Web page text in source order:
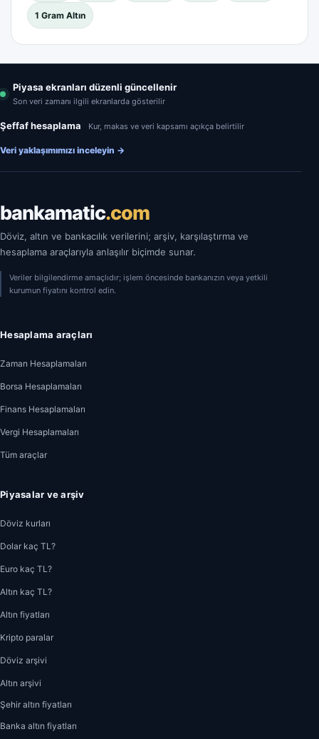
1 Gram Altın
Piyasa ekranları düzenli güncellenir
Son veri zamanı ilgili ekranlarda gösterilir
Şeffaf hesaplama Kur, makas ve veri kapsamı açıkça belirtilir
Veri yaklaşımımızı inceleyin →
bankamatic.com
Döviz, altın ve bankacılık verilerini; arşiv, karşılaştırma ve
hesaplama araçlarıyla anlaşılır biçimde sunar.
Veriler bilgilendirme amaçlıdır; işlem öncesinde bankanızın veya yetkili
kurumun fiyatını kontrol edin.
Hesaplama araçları
Zaman Hesaplamaları
Borsa Hesaplamaları
Finans Hesaplamaları
Vergi Hesaplamaları
Tüm araçlar
Piyasalar ve arşiv
Döviz kurları
Dolar kaç TL?
Euro kaç TL?
Altın kaç TL?
Altın fiyatları
Kripto paralar
Döviz arşivi
Altın arşivi
Şehir altın fiyatları
Banka altın fiyatları